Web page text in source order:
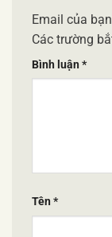
Email của
Các trường
Bình luận *
Tên *